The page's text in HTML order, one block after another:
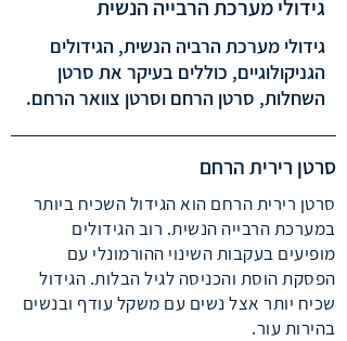
גידולי מערכת הרבייה הנשית
גידולי מערכת הרביה הנשית, הגידולים
הגניקולוגיים, כוללים בעיקר את סרטן
השחלות, סרטן הרחם וסרטן צוואר הרחם.
סרטן רירית הרחם
סרטן רירית הרחם הוא הגידול השכיח ביותר
במערכת הרבייה הנשית. רוב הגידולים
מופיעים בעקבות השינוי ההורמונלי עם
הפסקת הוסת והכניסה לגיל הבלות. הגידול
שכיח יותר אצל נשים עם משקל עודף ובנשים
בהירות עור.